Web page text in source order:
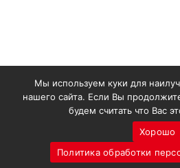
©2006-2025,
Политика обработки
Сайт созданAA
Мы используем куки для
нашего сайта. Если Вы
будем считать что Вас
Хорошо
Политика обработки